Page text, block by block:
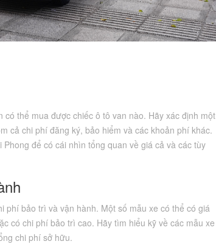
thể mua được chiếc ô tô van nào. Hãy xác định một
cả chi phí đăng ký, bảo hiểm và các khoản phí khác.
để có cái nhìn tổng quan về giá cả và các tùy
phí bảo trì và vận hành. Một số mẫu xe có thể có giá
có chi phí bảo trì cao. Hãy tìm hiểu kỹ về các mẫu xe
chi phí sở hữu.